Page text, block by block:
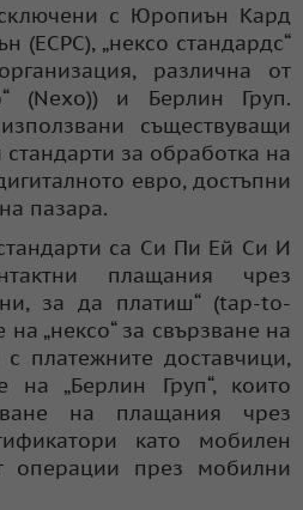
с Юропиън Кард
„нексо стандардс“
различна от
(Nexo)) и Берлин Груп.
съществуващи
за обработка на
евро, достъпни
пазара.
са Си Пи Ей Си И
плащания чрез
за да платиш“ (tap-to-
„нексо“ за свързване на
с платежните доставчици,
на „Берлин Груп“, които
на плащания чрез
като мобилен
през мобилни